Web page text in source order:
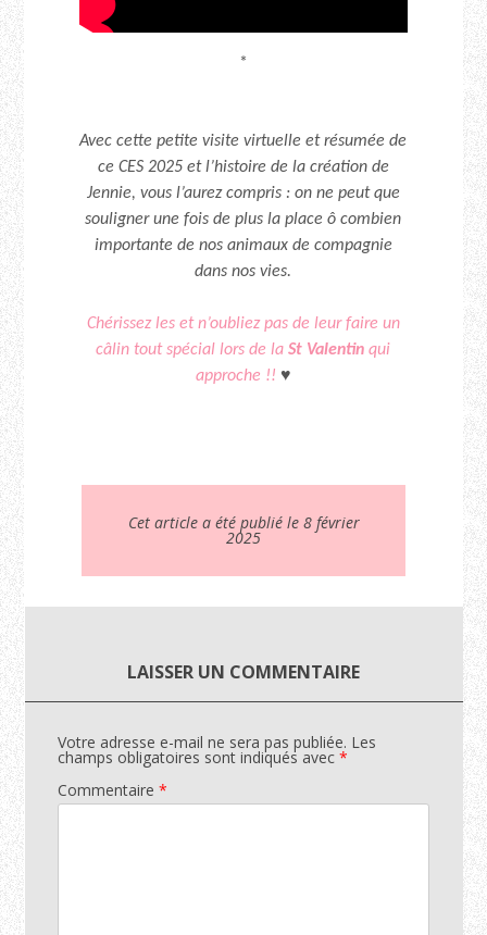
*
Avec cette petite visite virtuelle et résumée de
ce CES 2025 et l’histoire de la création de
Jennie, vous l’aurez compris : on ne peut que
souligner une fois de plus la place ô combien
importante de nos animaux de compagnie
dans nos vies.
Chérissez les et n’oubliez pas de leur faire un
câlin tout spécial lors de la St Valentinqui
approche !! ♥
Cet article a été publié le 8 février
2025
LAISSER UN COMMENTAIRE
Votre adresse e-mail ne sera pas publiée. Les
champs obligatoires sont indiqués avec *
Commentaire *